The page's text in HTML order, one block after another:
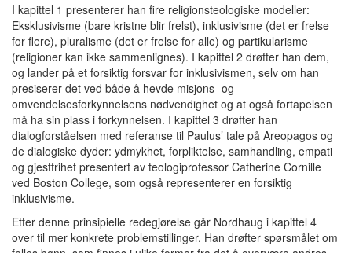
I kapittel 1 presenterer han fire religionsteologiske modeller:
Eksklusivisme (bare kristne blir frelst), inklusivisme (det er frelse
for flere), pluralisme (det er frelse for alle) og partikularisme
(religioner kan ikke sammenlignes). I kapittel 2 drøfter han dem,
og lander på et forsiktig forsvar for inklusivismen, selv om han
presiserer det ved både å hevde misjons- og
omvendelsesforkynnelsens nødvendighet og at også fortapelsen
må ha sin plass i forkynnelsen. I kapittel 3 drøfter han
dialogforståelsen med referanse til Paulus’ tale på Areopagos og
de dialogiske dyder: ydmykhet, forpliktelse, samhandling, empati
og gjestfrihet presentert av teologiprofessor Catherine Cornille
ved Boston College, som også representerer en forsiktig
inklusivisme.
Etter denne prinsipielle redegjørelse går Nordhaug i kapittel 4
over til mer konkrete problemstillinger. Han drøfter spørsmålet om